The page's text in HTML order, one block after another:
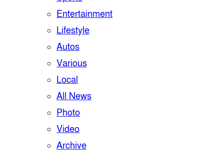
Entertainment
Lifestyle
Autos
Various
Local
All News
Photo
Video
Archive